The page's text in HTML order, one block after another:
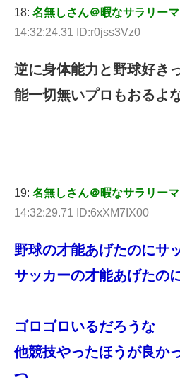
18: 名無しさん＠暇なサラリー
14:32:24.31 ID:r0jss3Vz0
逆に身体能力と野球好き
能一切無いプロもおるよ
19: 名無しさん＠暇なサラリー
14:32:29.71 ID:6xXM7IX00
野球の才能あげたのにサ
サッカーの才能あげたの
ゴロゴロいるだろうな
他競技やったほうが良か